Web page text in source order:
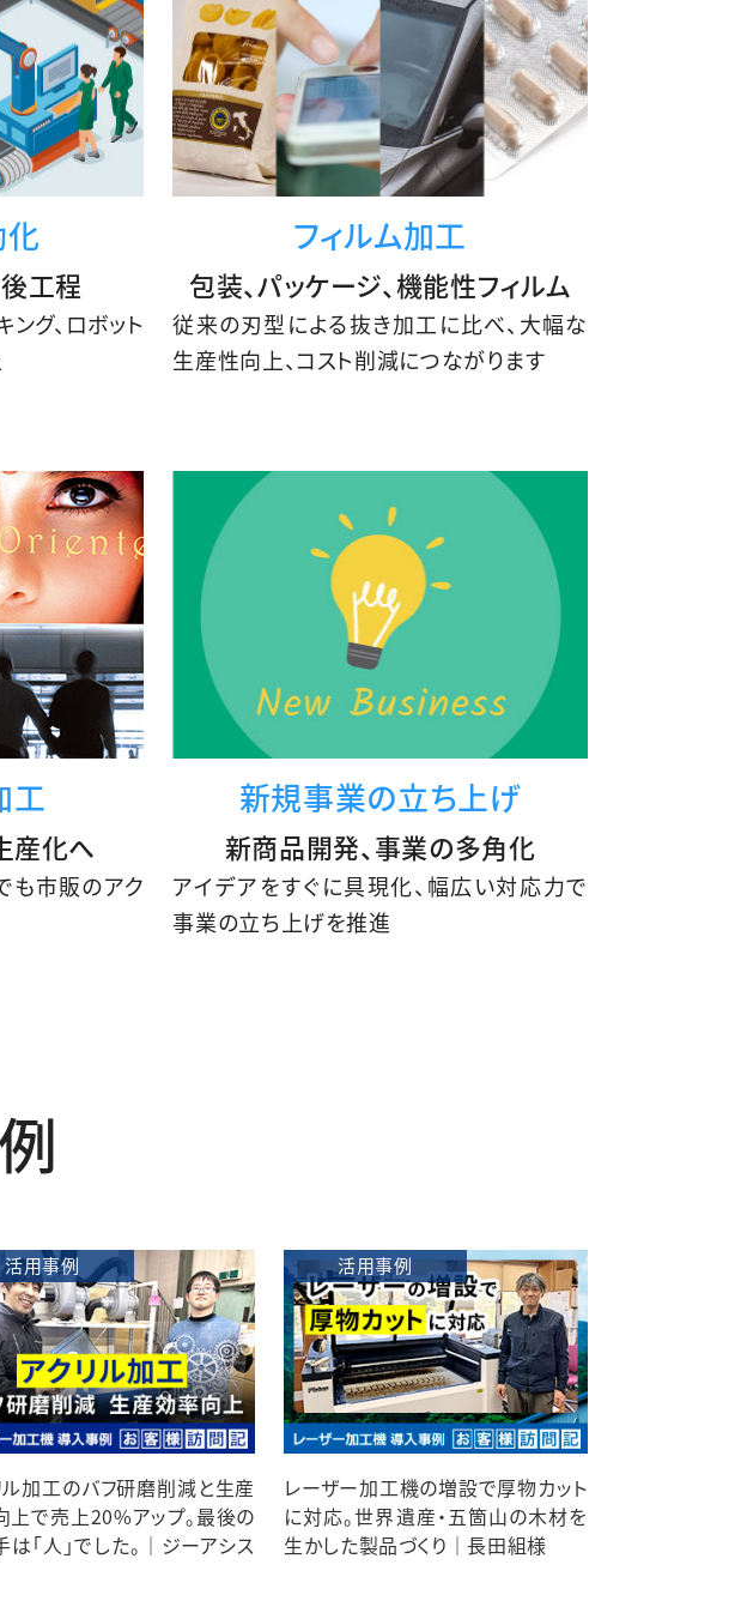
化
工程
グ、ロボット
フィルム加工
包装、パッケージ、機能性フィルム
従来の刃型による抜き加工に比べ、大幅な
生産性向上、コスト削減につながります
工
産化へ
も市販のアク
新規事業の立ち上げ
新商品開発、事業の多角化
アイデアをすぐに具現化、幅広い対応力で
事業の立ち上げを推進
活用事例
ル加工のバフ研磨削減と生産
上で売上20%アップ。最後の
「人」でした。｜ジーアシス
活用事例
レーザー加工機の増設で厚物カット
に対応。世界遺産・五箇山の木材を
生かした製品づくり｜長田組様